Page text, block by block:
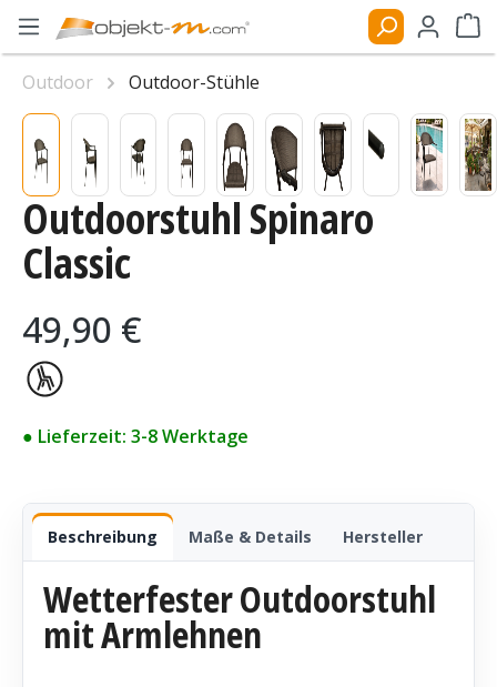
Zum Hauptinhalt springen
Outdoorstuhl Spinaro
Classic
Regulärer Preis:
49,90 €
● Lieferzeit: 3-8 Werktage
Beschreibung Maße & Details Hersteller
Wetterfester Outdoorstuhl
mit Armlehnen
Outdoor
Outdoor-Stühle
Bildergalerie überspringen